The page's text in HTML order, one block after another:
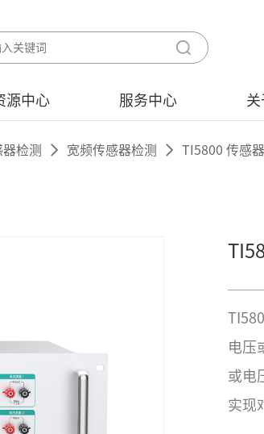
源中心 服务中心 关
检测 宽频传感器检测 TI5800 传感
电压
或电
实现